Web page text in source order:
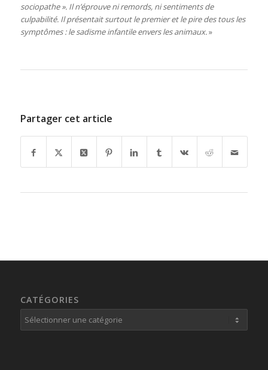
sociopathe ». Il n’éprouve ni remords, ni sentiments de
culpabilité. Il présentait surtout le premier et le pire des tous les
symptômes : le sadisme infantile envers les animaux.»
Partager cet article
CATÉGORIES
Catégories